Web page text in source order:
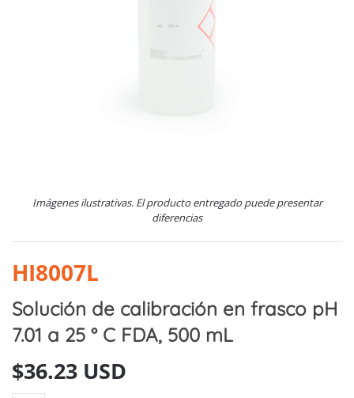
Imágenes ilustrativas. El producto entregado puede presentar
diferencias
HI8007L
Solución de calibración en frasco pH
7.01 a 25 ° C FDA, 500 mL
$36.23 USD